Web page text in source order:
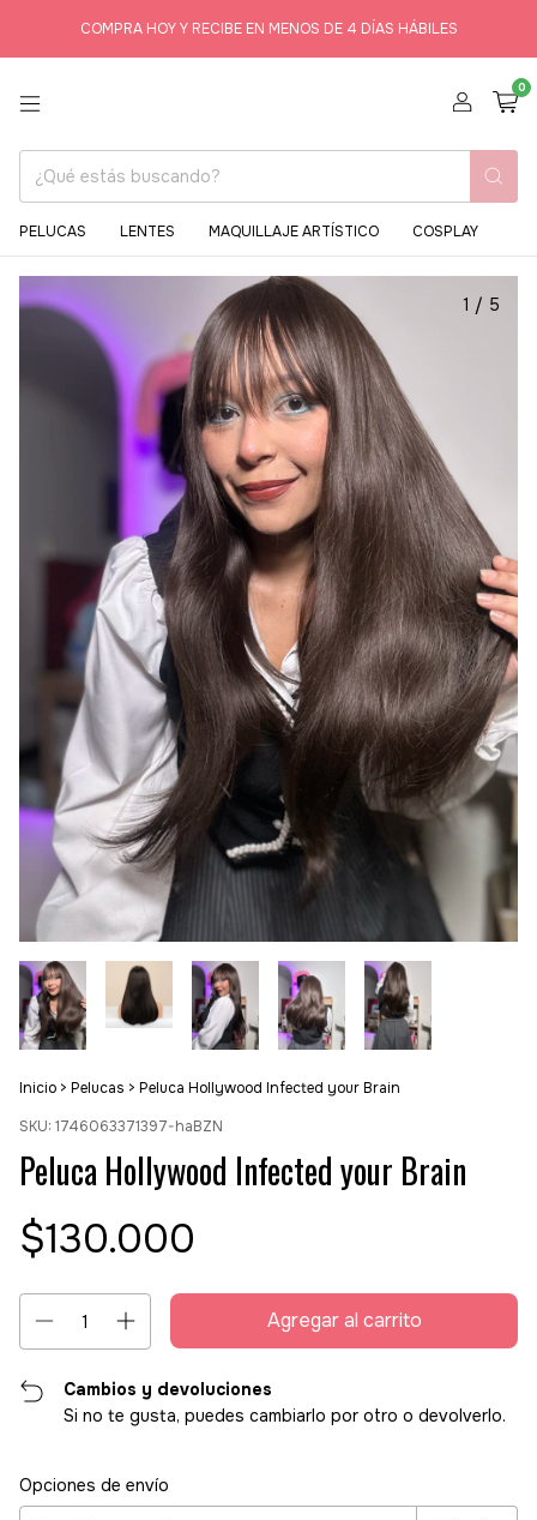
COMPRA HOY Y RECIBE EN MENOS DE 4 DÍAS HÁBILES
0
PELUCAS LENTES MAQUILLAJE ARTÍSTICO COSPLAY
1 / 5
Inicio > Pelucas > Peluca Hollywood Infected your Brain
SKU: 1746063371397-haBZN
Peluca Hollywood Infected your Brain
$130.000
Cambios y devoluciones
Si no te gusta, puedes cambiarlo por otro o devolverlo.
Entregas para el CP:
Opciones de envío